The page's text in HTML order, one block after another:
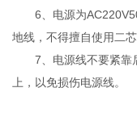
6、电源为
地线，不得擅自使用二芯
7、电源线不要紧靠
上，以免损伤电源线。